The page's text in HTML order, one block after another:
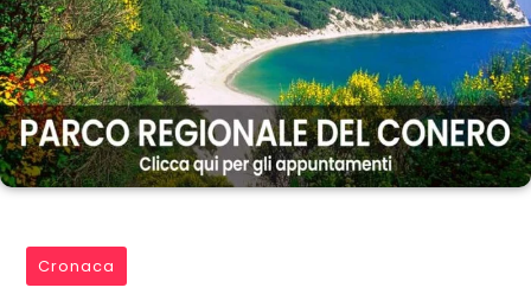
Cronaca